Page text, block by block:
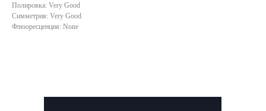
Полировка: Very Good
Симметрия: Very Good
Флюоресценция: None